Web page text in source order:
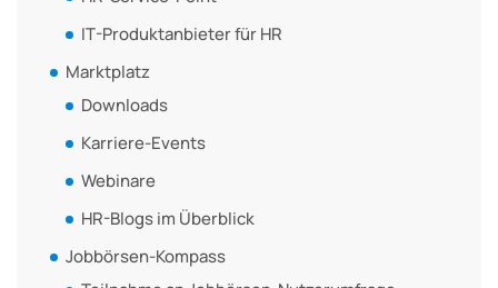
IT-Produktanbieter für HR
Marktplatz
Downloads
Karriere-Events
Webinare
HR-Blogs im Überblick
Jobbörsen-Kompass